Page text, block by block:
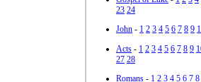
23 24
John - 1 2 3 4 5 6 7 8 9
Acts - 1 2 3 4 5 6 7 8 9
27 28
Romans - 1 2 3 4 5 6 7 8